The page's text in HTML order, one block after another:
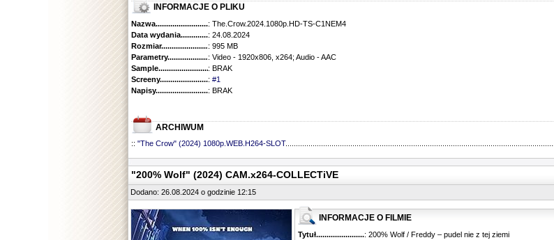
INFORMACJE O PLIKU
Nazwa.............................................: The.Crow.2024.1080p.HD-TS-C1NEM4
Data wydania......................................
: 24.08.2024
Rozmiar...........................................
: 995 MB
Parametry.........................................: Video - 1920x806, x264; Audio - AAC
Sample............................................
: BRAK
Screeny...........................................
: #1
Napisy............................................
: BRAK
ARCHIWUM
:: "The Crow" (2024) 1080p.WEB.H264-SLOT..................................................................................................................................
"200% Wolf" (2024) CAM.x264-COLLECTiVE
Dodano: 26.08.2024 o godzinie 12:15
INFORMACJE O FILMIE
Tytuł............................................: 200% Wolf / Freddy – pudel nie z tej ziemi